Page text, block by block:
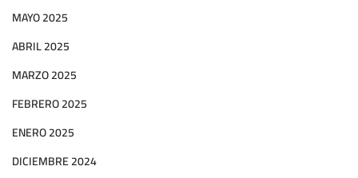
MAYO 2025
ABRIL 2025
MARZO 2025
FEBRERO 2025
ENERO 2025
DICIEMBRE 2024